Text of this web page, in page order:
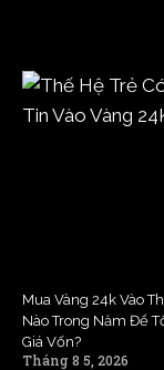
Mua Vàng 24k Vào
Nào Trong Năm Để
Giá Vốn?
Tháng 8 5, 2026